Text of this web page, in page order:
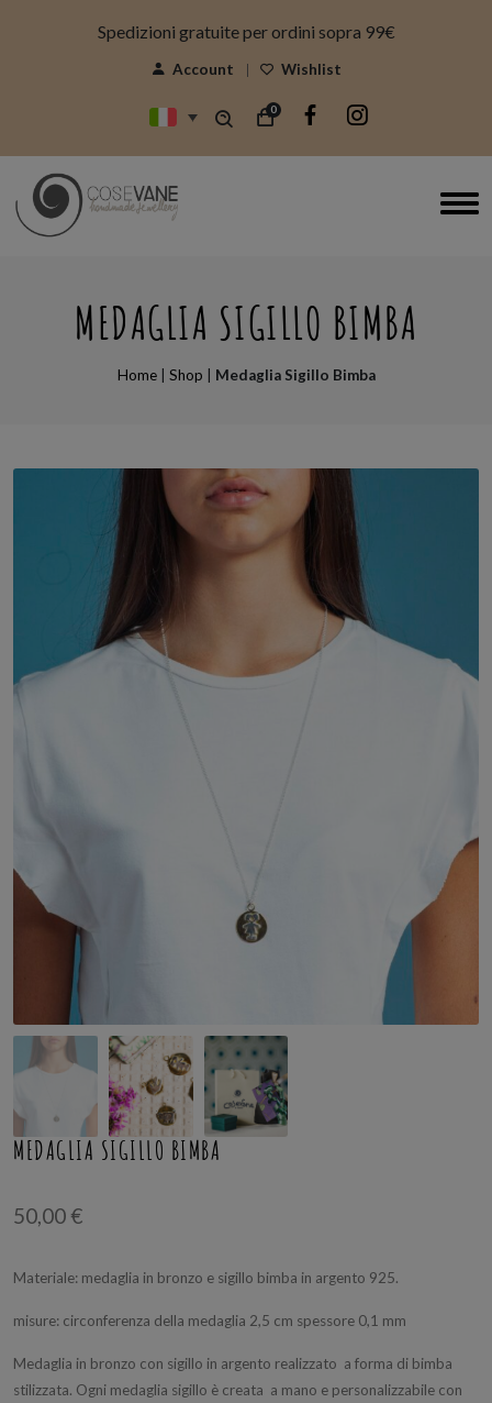
Spedizioni gratuite per ordini sopra 99€
Account Wishlist
0
MEDAGLIA SIGILLO BIMBA
Home| Shop | Medaglia Sigillo Bimba
MEDAGLIA SIGILLO BIMBA
50,00 €
Materiale: medaglia in bronzo e sigillo bimba in argento 925.
misure: circonferenza della medaglia 2,5 cm spessore 0,1 mm
Medaglia in bronzo con sigillo in argento realizzato a forma di bimba
stilizzata. Ogni medaglia sigillo è creata a mano e personalizzabile con